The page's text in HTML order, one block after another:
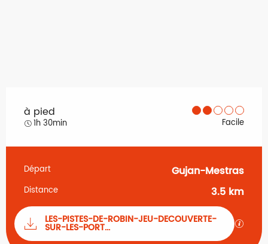
à pied
1h 30min Facile
Informations pratiques
Départ Gujan-Mestras
Distance 3.5 km
Documentation
LES-PISTES-DE-ROBIN-JEU-DECOUVERTE-
SUR-LES-PORT...